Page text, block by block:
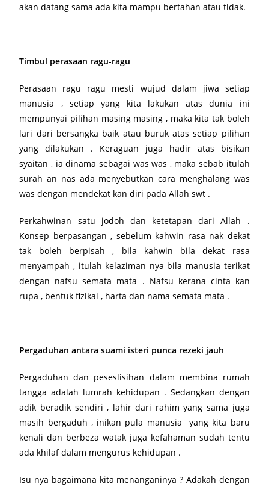
akan datang sama ada kita mampu bertahan atau tidak.
Timbul perasaan ragu-ragu
Perasaan ragu ragu mesti wujud dalam jiwa setiap
manusia , setiap yang kita lakukan atas dunia ini
mempunyai pilihan masing masing , maka kita tak boleh
lari dari bersangka baik atau buruk atas setiap pilihan
yang dilakukan . Keraguan juga hadir atas bisikan
syaitan , ia dinama sebagai was was , maka sebab itulah
surah an nas ada menyebutkan cara menghalang was
was dengan mendekat kan diri pada Allah swt .
Perkahwinan satu jodoh dan ketetapan dari Allah .
Konsep berpasangan , sebelum kahwin rasa nak dekat
tak boleh berpisah , bila kahwin bila dekat rasa
menyampah , itulah kelaziman nya bila manusia terikat
dengan nafsu semata mata . Nafsu kerana cinta kan
rupa , bentuk fizikal , harta dan nama semata mata .
Pergaduhan antara suami isteri punca rezeki jauh
Pergaduhan dan peseslisihan dalam membina rumah
tangga adalah lumrah kehidupan . Sedangkan dengan
adik beradik sendiri , lahir dari rahim yang sama juga
masih bergaduh , inikan pula manusia yang kita baru
kenali dan berbeza watak juga kefahaman sudah tentu
ada khilaf dalam mengurus kehidupan .
Isu nya bagaimana kita menanganinya ? Adakah dengan